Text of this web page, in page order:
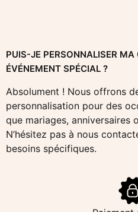
PUIS-JE PERSONNALISER
ÉVÉNEMENT SPÉCIAL ?
Absolument ! Nous offrons
personnalisation pour des
que mariages, anniversaires
N’hésitez pas à nous
besoins spécifiques.